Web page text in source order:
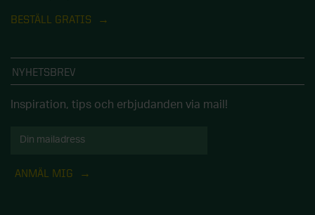
BESTÄLL GRATIS
NYHETSBREV
Inspiration, tips och erbjudanden via mail!
ANMÄL MIG